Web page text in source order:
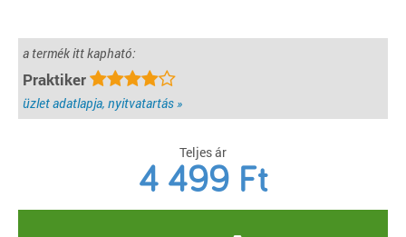
a termék itt kapható:
Praktiker
üzlet adatlapja, nyitvatartás »
Teljes ár
4 499 Ft